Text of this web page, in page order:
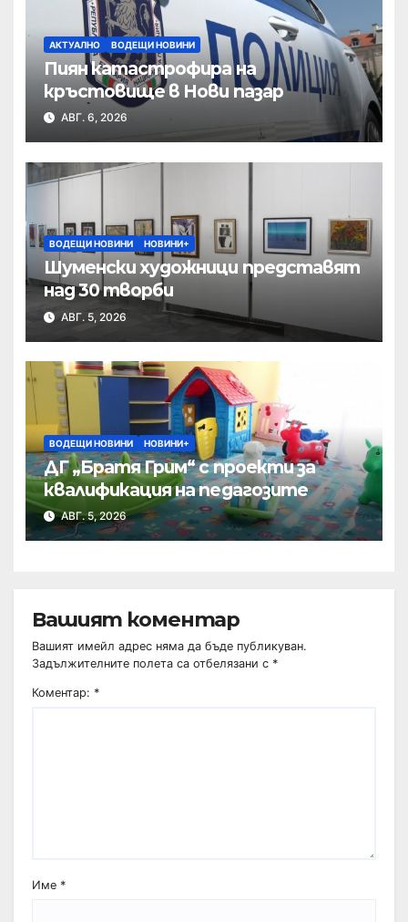
АКТУАЛНО ВОДЕЩИ НОВИНИ
Пиян катастрофира на
кръстовище в Нови пазар
АВГ. 6, 2026
ВОДЕЩИ НОВИНИ НОВИНИ+
Шуменски художници представят
над 30 творби
АВГ. 5, 2026
ВОДЕЩИ НОВИНИ НОВИНИ+
ДГ „Братя Грим“ с проекти за
квалификация на педагозите
АВГ. 5, 2026
Вашият коментар
Вашият имейл адрес няма да бъде публикуван.
Задължителните полета са отбелязани с *
Коментар: *
Име *